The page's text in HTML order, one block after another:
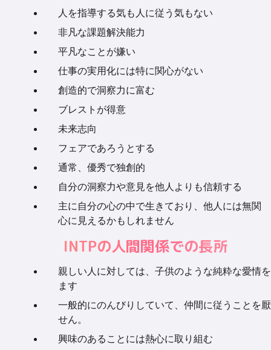
人を指導する気も人に従う気もない
非凡な課題解決能力
平凡なことが嫌い
仕事の実用化には特に関心がない
創造的で洞察力に富む
ブレストが得意
未来志向
フェアであろうとする
通常、優秀で独創的
自分の洞察力や意見を他人よりも信頼する
主に自分の心の中で生きており、他人には無関
心に見えるかもしれません
INTPの人間関係での長所
親しい人に対しては、子供のような純粋な愛情
ます
一般的にのんびりしていて、仲間に従うことを
せん。
興味のあることには熱心に取り組む